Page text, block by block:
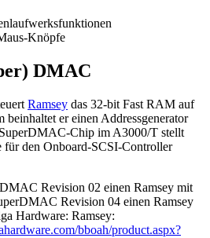
Knöpfe
DMAC
Ramsey das 32-bit Fast RAM auf
beinhaltet er einen Addressgenerator
Chip im A3000/T stellt
den Onboard-SCSI-Controller
Revision 02 einen Ramsey mit
Revision 04 einen Ramsey
Hardware: Ramsey:
bboah/product.aspx?